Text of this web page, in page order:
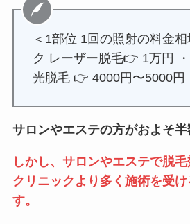
＜1部位 1回の照射の料金
ク レーザー脱毛👉 1万円
光脱毛 👉 4000円〜5000円
サロンやエステの方がおよそ
しかし、サロンやエステで脱
クリニックより多く施術を受
す。